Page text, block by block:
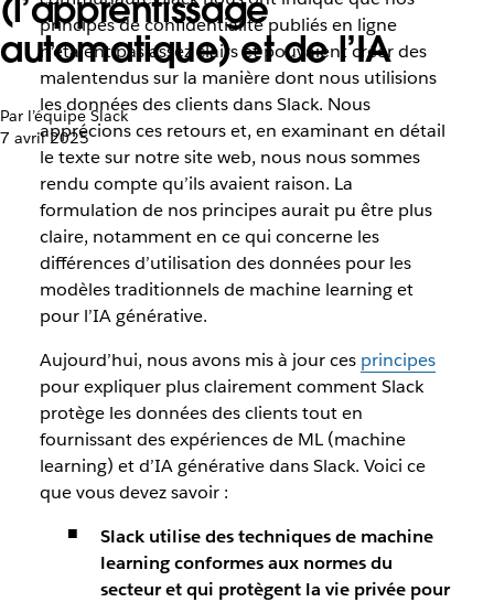
(l’apprentissage
automatique) et de l’IA
Par l’équipe Slack
7 avril 2025
principes de confidentialité publiés en ligne
n’étaient pas assez clairs et pouvaient créer des
malentendus sur la manière dont nous utilisions
les données des clients dans Slack. Nous
apprécions ces retours et, en examinant en détail
le texte sur notre site web, nous nous sommes
rendu compte qu’ils avaient raison. La
formulation de nos principes aurait pu être plus
claire, notamment en ce qui concerne les
différences d’utilisation des données pour les
modèles traditionnels de machine learning et
pour l’IA générative.
Aujourd’hui, nous avons mis à jour ces principes
pour expliquer plus clairement comment Slack
protège les données des clients tout en
fournissant des expériences de ML (machine
learning) et d’IA générative dans Slack. Voici ce
que vous devez savoir :
Slack utilise des techniques de machine
learning conformes aux normes du
secteur et qui protègent la vie privée pour